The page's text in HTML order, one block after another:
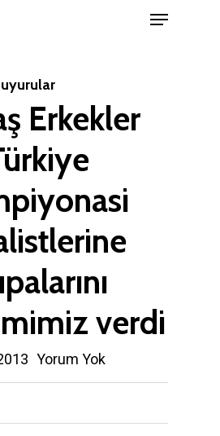
Menu
Erkekler
verdi
Yorum Yok